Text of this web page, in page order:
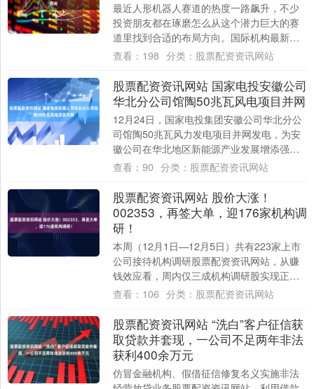
最近人形机器人赛道的热度一路飙升，不少
投资朋友都在琢磨怎么从这个潜力巨大的赛
道里找到合适的布局方向。国际机构最新报
告指出，未来十年这个领域的市场规模将迎
查看： 198 分类： 股票配资资讯网站
股票配资资讯网站 国家电投安徽公司
华北分公司馆陶50兆瓦风电项目并网
12月24日，国家电投集团安徽公司华北分公
司馆陶50兆瓦风力发电项目并网发电，为安
徽公司在华北地区新能源产业发展增添强劲
动力。 该项目一期装机容量50兆瓦，配建....
查看： 90 分类： 股票配资资讯网站
股票配资资讯网站 股价大涨！
002353，再签大单，迎176家机构调
研！
本周（12月1日—12月5日）共有223家上市
公司接待机构调研股票配资资讯网站，从赚
钱效应看，周内仅三成机构调研股实现正收
益。 其中海欣食品涨近32%，通宇通讯....
查看： 106 分类： 股票配资资讯网站
股票配资资讯网站 “洗白”客户征信获
取贷款并套现，一公司不足两年非法
获利400余万元
仿冒金融机构、假借征信修复名义实施非法